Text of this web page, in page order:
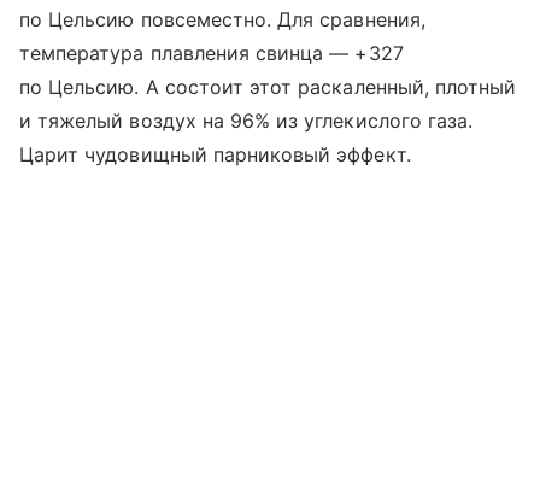
по Цельсию повсеместно. Для сравнения,
температура плавления свинца — +327
по Цельсию. А состоит этот раскаленный, плотный
и тяжелый воздух на 96% из углекислого газа.
Царит чудовищный парниковый эффект.